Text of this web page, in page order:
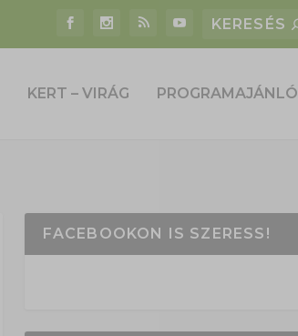
KERT – VIRÁG PROGRAMAJÁNLÓ
FACEBOOKON IS SZERESS!